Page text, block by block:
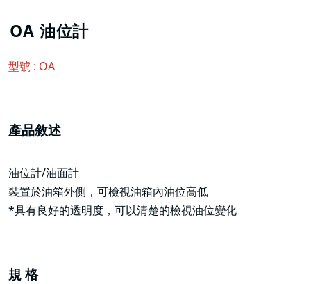
OA 油位計
型號 : OA
產品敘述
油位計/油面計
裝置於油箱外側，可檢視油箱內油位高低
*具有良好的透明度，可以清楚的檢視油位變化
規 格